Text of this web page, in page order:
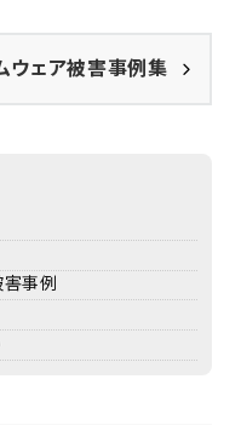
ウェア被害事例集
害事例